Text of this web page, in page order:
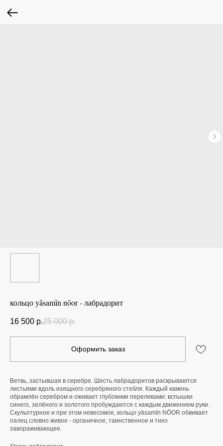
кольцо yāsamīn nōor - лабрадорит
16 500 р.25 000 р.
Оформить заказ
Ветвь, застывшая в серебре. Шесть лабрадоритов раскрываются
листьями вдоль изящного серебряного стебля. Каждый камень
обрамлён серебром и оживает глубокими переливами: вспышки
синего, зелёного и золотого пробуждаются с каждым движением руки.
Скульптурное и при этом невесомое, кольцо yāsamīn NŌOR обвивает
палец словно живое - органичное, таинственное и тихо
завораживающее.